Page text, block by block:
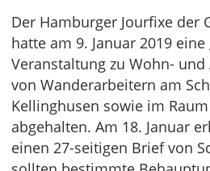
Der Hamburger Jourfixe der
hatte am 9. Januar 2019
Veranstaltung zu Wohn-
von Wanderarbeitern am
Kellinghusen sowie im
abgehalten. Am 18. Januar
einen 27-seitigen Brief von